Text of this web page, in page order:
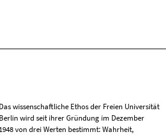
Das wissenschaftliche Ethos der Freien Universität
Berlin wird seit ihrer Gründung im Dezember
1948 von drei Werten bestimmt: Wahrheit,